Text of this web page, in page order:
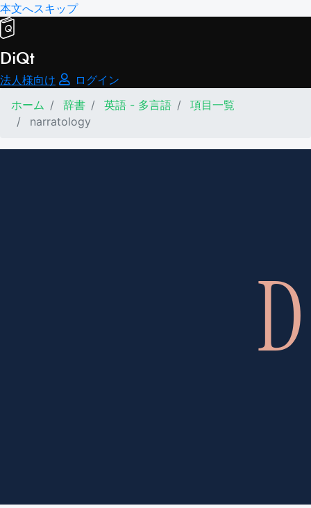
本文へスキップ
DiQt
法人様向け
ログイン
ホーム
辞書 英語 - 多言語
項目一覧
narratology